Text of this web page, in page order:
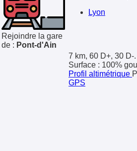
Rejoindre la gare
de : Pont-d'Ain
Lyon
7 km, 60 D+, 30 D-.
Surface : 100%
Profil altimétrique
GPS